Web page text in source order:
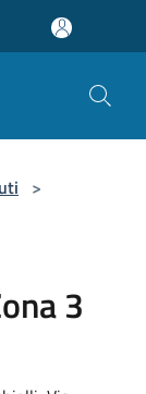
>
3